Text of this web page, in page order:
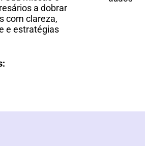
a dobrar
com clareza,
e estratégias